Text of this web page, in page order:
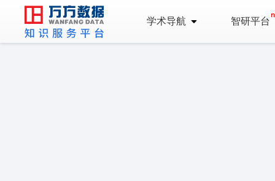
学术导航 智研平台